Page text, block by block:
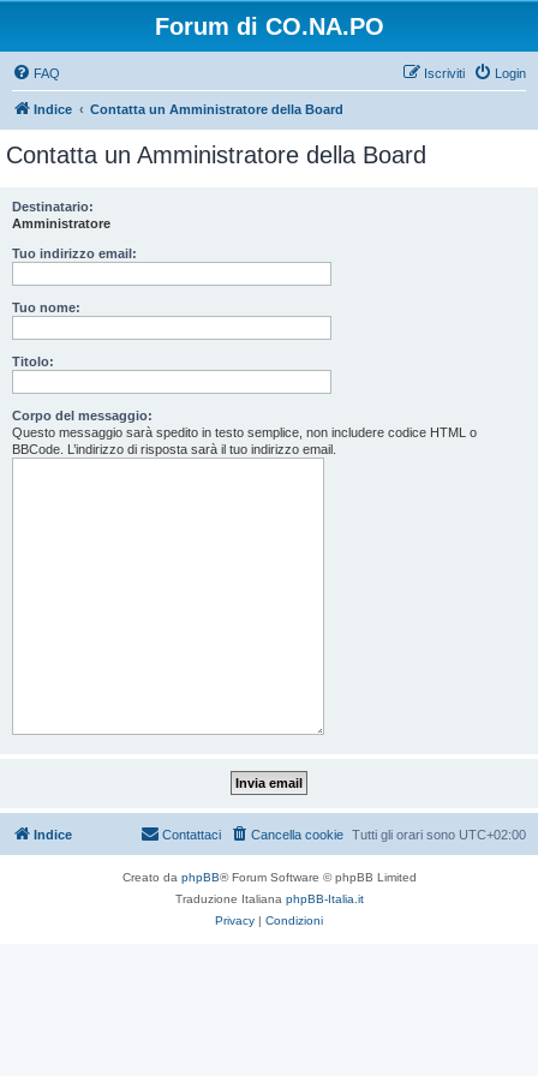
Forum di CO.NA.PO
FAQ Login
Iscriviti
Indice Contatta un Amministratore della Board
Contatta un Amministratore della Board
Destinatario:
Amministratore
Tuo indirizzo email:
Tuo nome:
Titolo:
Corpo del messaggio:
Questo messaggio sarà spedito in testo semplice, non includere codice HTML o
BBCode. L’indirizzo di risposta sarà il tuo indirizzo email.
Indice Tutti gli orari sono UTC+02:00
Cancella cookie
Contattaci
Creato da phpBB® Forum Software © phpBB Limited
Traduzione Italiana phpBB-Italia.it
Privacy | Condizioni